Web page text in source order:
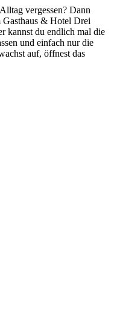
vergessen? Dann
Gasthaus & Hotel Drei
kannst du endlich mal die
und einfach nur die
auf, öffnest das